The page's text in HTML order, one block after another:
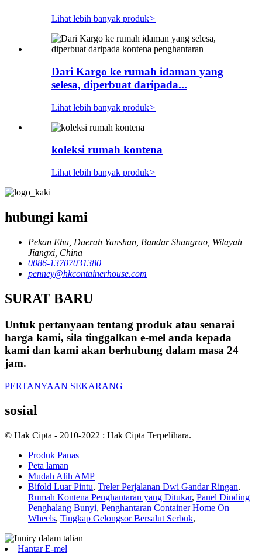
Lihat lebih banyak produk>
Dari Kargo ke rumah idaman yang
selesa, diperbuat daripada...
Lihat lebih banyak produk>
koleksi rumah kontena
Lihat lebih banyak produk>
hubungi kami
Pekan Ehu, Daerah Yanshan, Bandar Shangrao, Wilayah
Jiangxi, China
0086-13707031380
penney@hkcontainerhouse.com
SURAT BARU
Untuk pertanyaan tentang produk atau senarai
harga kami, sila tinggalkan e-mel anda kepada
kami dan kami akan berhubung dalam masa 24
jam.
PERTANYAAN SEKARANG
sosial
© Hak Cipta - 2010-2022 : Hak Cipta Terpelihara.
Produk Panas
Peta laman
Mudah Alih AMP
Bifold Luar Pintu, Treler Perjalanan Dwi Gandar Ringan,
Rumah Kontena Penghantaran yang Ditukar, Panel Dinding
Penghalang Bunyi, Penghantaran Container Home On
Wheels, Tingkap Gelongsor Bersalut Serbuk,
Hantar E-mel